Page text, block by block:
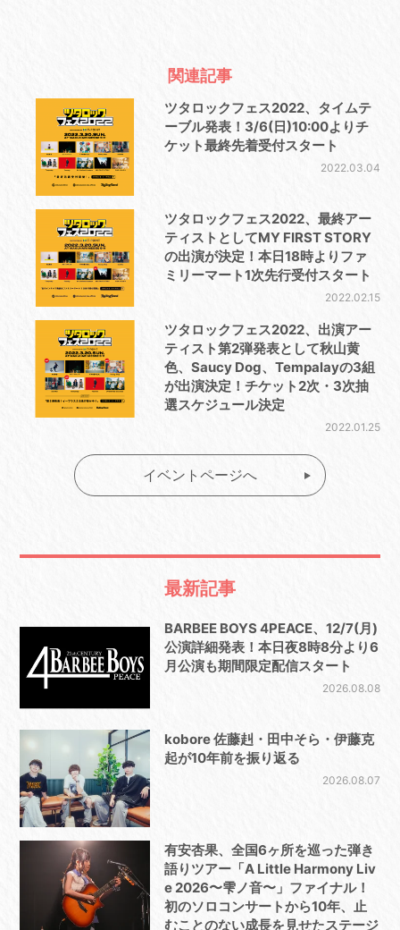
関連記事
ツタロックフェス2022、タイムテ
ーブル発表！3/6(日)10:00よりチ
ケット最終先着受付スタート
2022.03.04
ツタロックフェス2022、最終アー
ティストとしてMY FIRST STORY
の出演が決定！本日18時よりファ
ミリーマート1次先行受付スタート
2022.02.15
ツタロックフェス2022、出演アー
ティスト第2弾発表として秋山黄
色、Saucy Dog、Tempalayの3組
が出演決定！チケット2次・3次抽
選スケジュール決定
2022.01.25
イベントページへ
最新記事
BARBEE BOYS 4PEACE、12/7(月)
公演詳細発表！本日夜8時8分より6
月公演も期間限定配信スタート
2026.08.08
kobore 佐藤赳・田中そら・伊藤克
起が10年前を振り返る
2026.08.07
有安杏果、全国6ヶ所を巡った弾き
語りツアー「A Little Harmony Liv
e 2026〜雫ノ音〜」ファイナル！
初のソロコンサートから10年、止
むことのない成長を見せたステージ